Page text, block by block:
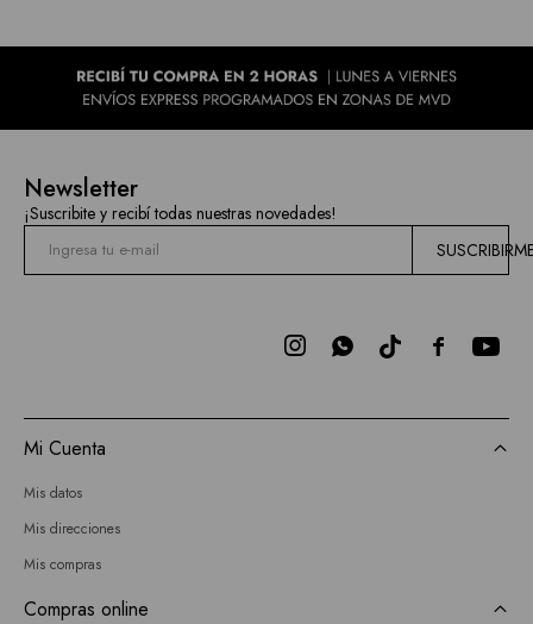
Newsletter
¡Suscribite y recibí todas nuestras novedades!

 
Mi Cuenta
Mis datos
Mis direcciones
Mis compras
Compras online